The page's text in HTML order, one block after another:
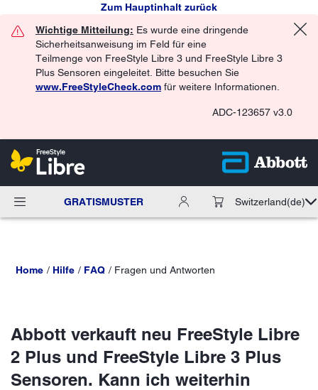
Zum Hauptinhalt zurück
Wichtige Mitteilung: Es wurde eine dringende
Sicherheitsanweisung im Feld für eine
Teilmenge von FreeStyle Libre 3 und FreeStyle Libre 3
Plus Sensoren eingeleitet. Bitte besuchen Sie
www.FreeStyleCheck.com für weitere Informationen.
ADC-123657 v3.0
GRATISMUSTER Switzerland(de)
Home Hilfe FAQ Fragen und Antworten
Abbott verkauft neu FreeStyle Libre
2 Plus und FreeStyle Libre 3 Plus
Sensoren. Kann ich weiterhin